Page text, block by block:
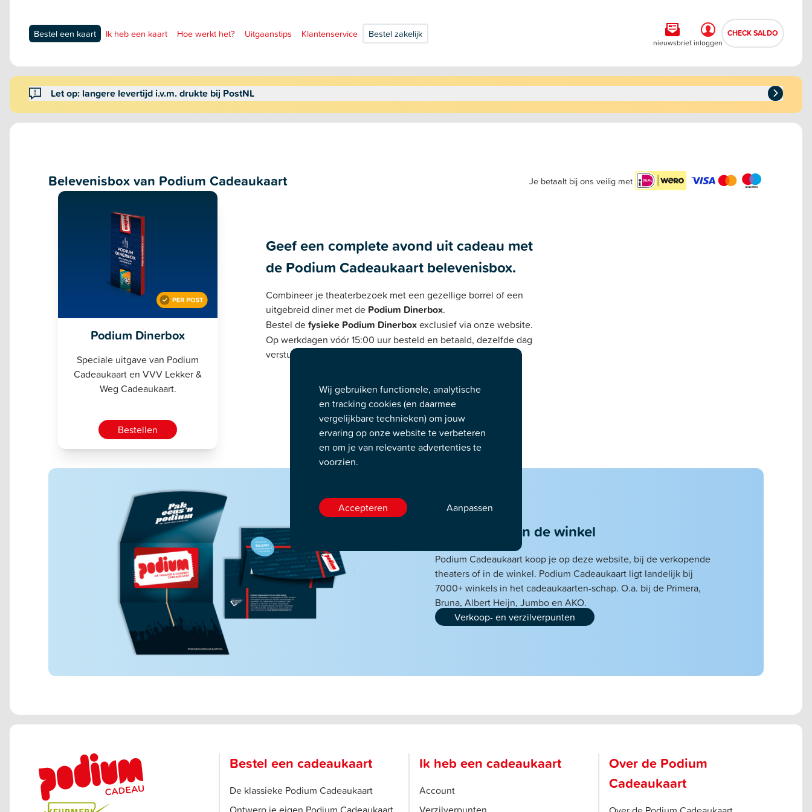
Bestel een kaart Ik heb een kaart Hoe werkt het? Uitgaanstips Klantenservice Bestel zakelijk
nieuwsbrief inloggen
CHECK SALDO
Let op: langere levertijd i.v.m. drukte bij PostNL
Belevenisbox van Podium Cadeaukaart Je betaalt bij ons veilig met
Podium Dinerbox
Speciale uitgave van Podium
Cadeaukaart en VVV Lekker &
Weg Cadeaukaart.
Bestellen
Geef een complete avond uit cadeau met
de Podium Cadeaukaart belevenisbox.
Combineer je theaterbezoek met een gezellige borrel of een
uitgebreid diner met de Podium Dinerbox.
Bestel defysieke Podium Dinerboxexclusief via onze website.
Op werkdagen vóór 15:00 uur besteld en betaald, dezelfde dag
verstuurd.
Ook te koop in de winkel
Podium Cadeaukaart koop je op deze website, bij de verkopende
theaters of in de winkel. Podium Cadeaukaart ligt landelijk bij
7000+ winkels in het cadeaukaarten-schap. O.a. bij de Primera,
Bruna, Albert Heijn, Jumbo en AKO.
Verkoop- en verzilverpunten
Bestel een cadeaukaart
De klassieke Podium Cadeaukaart
Ik heb een cadeaukaart
Account
Over de Podium
Cadeaukaart
Wij gebruiken functionele, analytische
en tracking cookies (en daarmee
vergelijkbare technieken) om jouw
ervaring op onze website te verbeteren
en om je van relevante advertenties te
voorzien.
Accepteren Aanpassen